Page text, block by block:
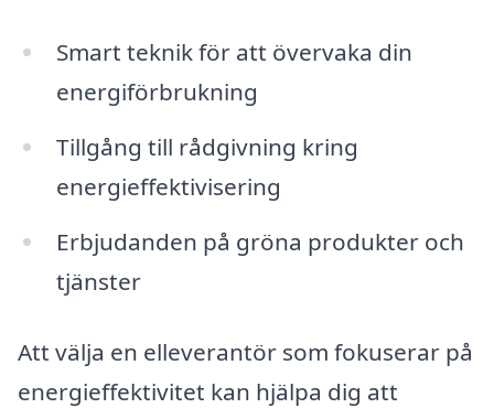
Smart teknik för att övervaka din
energiförbrukning
Tillgång till rådgivning kring
energieffektivisering
Erbjudanden på gröna produkter och
tjänster
Att välja en elleverantör som fokuserar på
energieffektivitet kan hjälpa dig att